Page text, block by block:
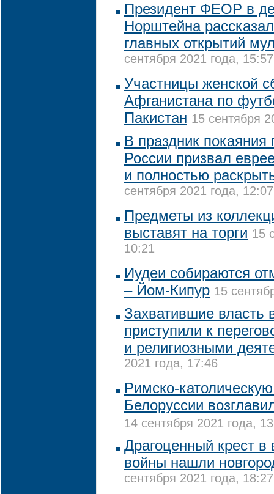
Президент ФЕОР в
Норштейна
главных открытий
сентября 2021 года, 15:57
Участницы женской
Афганистана по
Пакистан 15 сентября
В праздник покаяния
России призвал
и полностью
сентября 2021 года, 12:07
Предметы из
выставят на торги 15
10:21
Иудеи собираются
– Йом-Кипур 15
Захватившие власть
приступили к
и религиозными
2021 года, 17:46
Римско-
Белоруссии
14 сентября 2021 года,
Драгоценный крест в
войны нашли
сентября 2021 года, 18:27